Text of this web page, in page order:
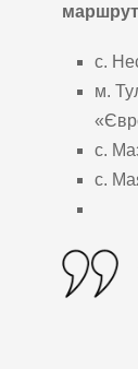
с.
м.
с.
с.